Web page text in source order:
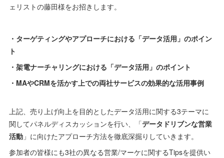
ェリストの藤田様をお招きします。
・ターゲティングやアプローチにおける「データ活用」のポイン
ト
・架電ナーチャリングにおける「データ活用」のポイント
・MAやCRMを活かす上での両社サービスの効果的な活用事例
上記、売り上げ向上を目的としたデータ活用に関する3テーマに
関してパネルディスカッションを行い、「データドリブンな営業
活動 」に向けたアプローチ方法を徹底深掘りしていきます。
参加者の皆様にも3社の異なる営業/マーケに関するTipsを提供い